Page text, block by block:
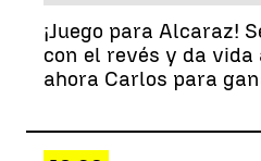
¡Juego para Alcaraz!
con el revés y da
ahora Carlos para